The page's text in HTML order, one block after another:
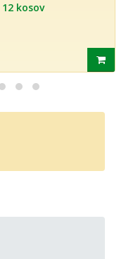
kosov